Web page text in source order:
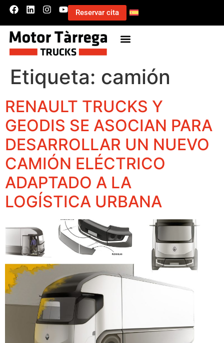
Reservar cita
Etiqueta: camión
RENAULT TRUCKS Y
GEODIS SE ASOCIAN PARA
DESARROLLAR UN NUEVO
CAMIÓN ELÉCTRICO
ADAPTADO A LA
LOGÍSTICA URBANA